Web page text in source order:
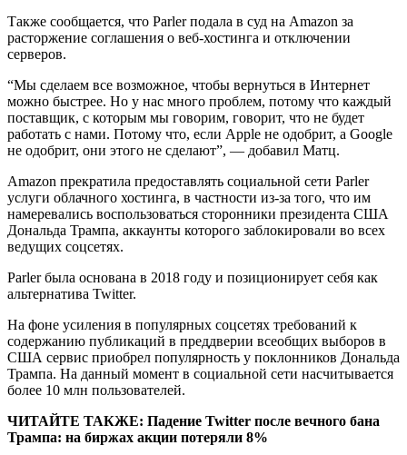
Также сообщается, что Parler подала в суд на Amazon за
расторжение соглашения о веб-хостинга и отключении
серверов.
“Мы сделаем все возможное, чтобы вернуться в Интернет
можно быстрее. Но у нас много проблем, потому что каждый
поставщик, с которым мы говорим, говорит, что не будет
работать с нами. Потому что, если Apple не одобрит, а Google
не одобрит, они этого не сделают”, — добавил Матц.
Amazon прекратила предоставлять социальной сети Parler
услуги облачного хостинга, в частности из-за того, что им
намеревались воспользоваться сторонники президента США
Дональда Трампа, аккаунты которого заблокировали во всех
ведущих соцсетях.
Parler была основана в 2018 году и позиционирует себя как
альтернатива Twitter.
На фоне усиления в популярных соцсетях требований к
содержанию публикаций в преддверии всеобщих выборов в
США сервис приобрел популярность у поклонников Дональда
Трампа. На данный момент в социальной сети насчитывается
более 10 млн пользователей.
ЧИТАЙТЕ ТАКЖЕ: Падение Twitter после вечного бана
Трампа: на биржах акции потеряли 8%